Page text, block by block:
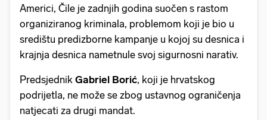
Americi, Čile je zadnjih godina suočen s rastom
organiziranog kriminala, problemom koji je bio u
središtu predizborne kampanje u kojoj su desnica i
krajnja desnica nametnule svoj sigurnosni narativ.
Predsjednik Gabriel Borić, koji je hrvatskog
podrijetla, ne može se zbog ustavnog ograničenja
natjecati za drugi mandat.